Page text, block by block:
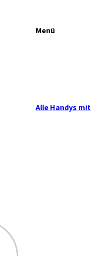
Menü
Alle Handys mit